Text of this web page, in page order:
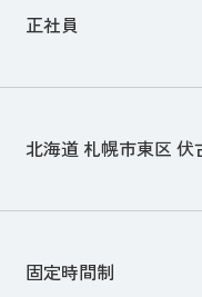
正社員
北海道 札幌市東区 伏
固定時間制